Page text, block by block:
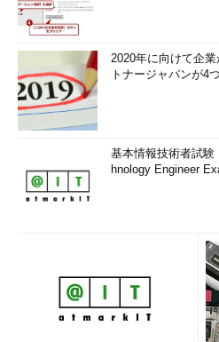
画面を開いてみよう。
ハイブリッドスリープを有効にする
休止状態をオンにしたら、ハイブ
なる（Hyper-Vを導入している場合
いこともある）。ハイブリッドス
と同じく、最初に実行中のシステ
るが、その後シャットダウンせず
る。そのため、（キーボードを押
が、スリープ中に電源がダウン（
スリープ前の状態が失われること
電源がダウンするとスリープ前の
などが起こる可能性がある）。電
の復帰と同じく、高速に復帰でき
リッドスリープを有効にしておく
2020年に向けて企
トナージャパンが4
基本情報技術者試験
hnology Engineer